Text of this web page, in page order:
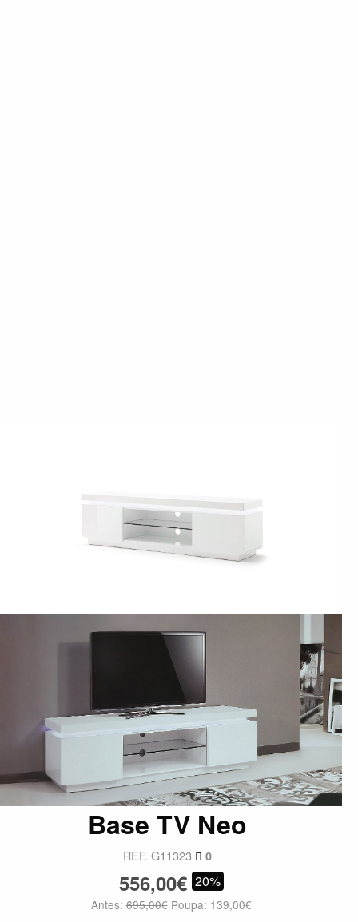
Base TV Neo
REF. G11323 0
556,00€ 20%
Antes:695,00€ Poupa: 139,00€